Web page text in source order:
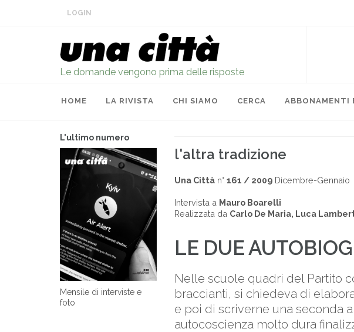
LOGIN
Le domande vengono prima delle risposte
HOME LA RIVISTA CHI SIAMO CERCA ABBONAMENTI
L'ultimo numero
Mensile di interviste e
foto
l'altra tradizione
Una Città n° 161 / 2009 Dicembre-Gennaio
Intervista a Mauro Boarelli
Realizzata da Carlo De Maria, Luca
LE DUE
Nelle scuole quadri del Partito
braccianti, si chiedeva di
e poi di scriverne una seconda
autocoscienza molto dura